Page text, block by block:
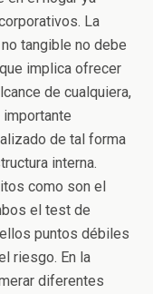
La
tangible no debe
implica ofrecer
de cualquiera,
de tal forma
interna.
como son el
el test de
puntos débiles
riesgo. En la
diferentes